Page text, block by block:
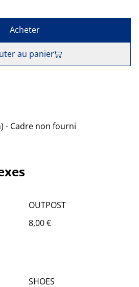
Acheter
au panier
- Cadre non fourni
OUTPOST
8,00 €
SHOES